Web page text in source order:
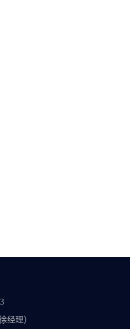
经理）